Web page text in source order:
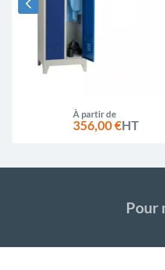
À partir de
356,00 €HT
Pour